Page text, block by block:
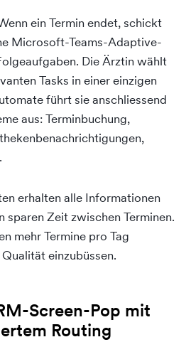
ein Termin endet, schickt
Microsoft-Teams-Adaptive-
Die Ärztin wählt
Tasks in einer einzigen
führt sie anschliessend
aus: Terminbuchung,
erhalten alle Informationen
sparen Zeit zwischen Terminen.
mehr Termine pro Tag
einzubüssen.
Screen-Pop mit
Routing